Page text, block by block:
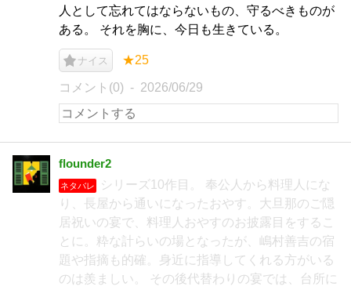
人として忘れてはならないもの、守るべきものが
ある。 それを胸に、今日も生きている。
ナイス ★25
コメント(0) 2026/06/29
flounder2
ネタバレ
シリーズ10作目。 奉公人から料理人にな
り、長屋から通いになったおやす。大旦那のご隠
居祝いの宴で、料理人おやすのお披露目をするこ
とに。粋な計らいの場となったが、嶋村善吉の宿
題や指摘も的確。身近に指導してくれる方がいる
のは羨ましい。 その後代替わりの宴では、台所に